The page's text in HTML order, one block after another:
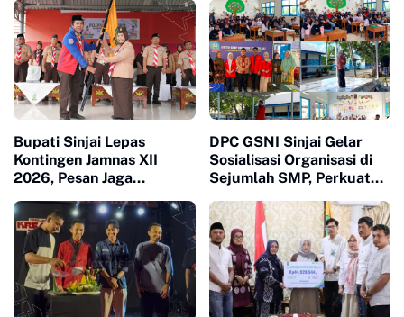
Bupati Sinjai Lepas
Kontingen Jamnas XII
2026, Pesan Jaga
Prestasi
DPC GSNI Sinjai Gelar
Sosialisasi Organisasi di
Sejumlah SMP, Perkuat
Kepemimpinan Pelajar